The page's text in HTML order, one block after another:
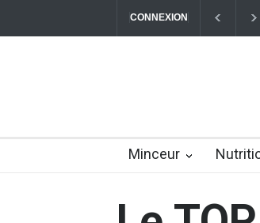
CONNEXION
Minceur